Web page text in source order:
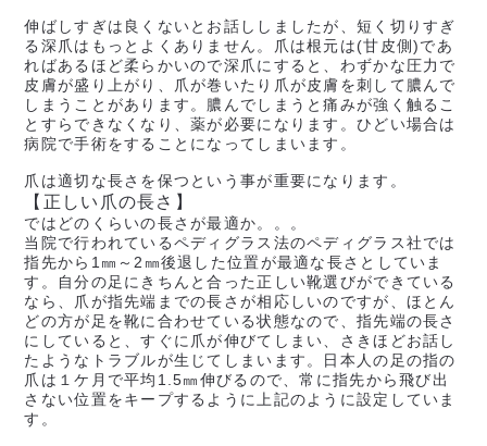
伸ばしすぎは良くないとお話ししましたが、短く切りすぎ
る深爪はもっとよくありません。爪は根元は(甘皮側)であ
ればあるほど柔らかいので深爪にすると、わずかな圧力で
皮膚が盛り上がり、爪が巻いたり爪が皮膚を刺して膿んで
しまうことがあります。膿んでしまうと痛みが強く触るこ
とすらできなくなり、薬が必要になります。ひどい場合は
病院で手術をすることになってしまいます。
爪は適切な長さを保つという事が重要になります。
【正しい爪の長さ】
ではどのくらいの長さが最適か。。。
当院で行われているペディグラス法のペディグラス社では
指先から1㎜～2㎜後退した位置が最適な長さとしていま
す。自分の足にきちんと合った正しい靴選びができている
なら、爪が指先端までの長さが相応しいのですが、ほとん
どの方が足を靴に合わせている状態なので、指先端の長さ
にしていると、すぐに爪が伸びてしまい、さきほどお話し
たようなトラブルが生じてしまいます。日本人の足の指の
爪は１ケ月で平均1.5㎜伸びるので、常に指先から飛び出
さない位置をキープするように上記のように設定していま
す。